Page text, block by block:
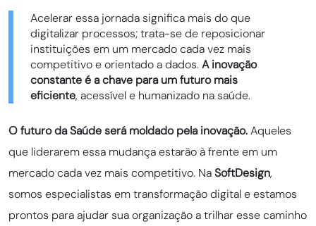
Acelerar essa jornada significa mais do que
digitalizar processos; trata-se de reposicionar
instituições em um mercado cada vez mais
competitivo e orientado a dados.A inovação
constante é a chave para um futuro mais
eficiente, acessível e humanizado na saúde.
O futuro da Saúde será moldado pela inovação.Aqueles
que liderarem essa mudança estarão à frente em um
mercado cada vez mais competitivo. NaSoftDesign,
somos especialistas em transformação digital e estamos
prontos para ajudar sua organização a trilhar esse caminho